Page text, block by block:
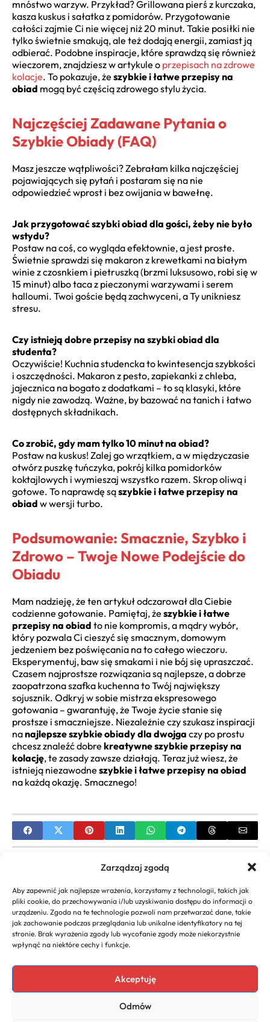
Zarządzaj zgodą
Aby zapewnić jak najlepsze wrażenia, korzystamy z technologii, takich jak
pliki cookie, do przechowywania i/lub uzyskiwania dostępu do informacji o
urządzeniu. Zgoda na te technologie pozwoli nam przetwarzać dane, takie
jak zachowanie podczas przeglądania lub unikalne identyfikatory na tej
stronie. Brak wyrażenia zgody lub wycofanie zgody może niekorzystnie
wpłynąć na niektóre cechy i funkcje.
Akceptuję
Odmów
mnóstwo warzyw. Przykład? Grillowana pierś z kurczaka,
kasza kuskus i sałatka z pomidorów. Przygotowanie
całości zajmie Ci nie więcej niż 20 minut. Takie posiłki nie
tylko świetnie smakują, ale też dodają energii, zamiast ją
odbierać. Podobne inspiracje, które sprawdzą się również
wieczorem, znajdziesz w artykule o przepisach na zdrowe
kolacje. To pokazuje, że szybkie i łatwe przepisy na
obiad mogą być częścią zdrowego stylu życia.
Najczęściej Zadawane Pytania o
Szybkie Obiady (FAQ)
Masz jeszcze wątpliwości? Zebrałam kilka najczęściej
pojawiających się pytań i postaram się na nie
odpowiedzieć wprost i bez owijania w bawełnę.
Jak przygotować szybki obiad dla gości, żeby nie było
wstydu?
Postaw na coś, co wygląda efektownie, a jest proste.
Świetnie sprawdzi się makaron z krewetkami na białym
winie z czosnkiem i pietruszką (brzmi luksusowo, robi się w
15 minut) albo taca z pieczonymi warzywami i serem
halloumi. Twoi goście będą zachwyceni, a Ty unikniesz
stresu.
Czy istnieją dobre przepisy na szybki obiad dla
studenta?
Oczywiście! Kuchnia studencka to kwintesencja szybkości
i oszczędności. Makaron z pesto, zapiekanki z chleba,
jajecznica na bogato z dodatkami – to są klasyki, które
nigdy nie zawodzą. Ważne, by bazować na tanich i łatwo
dostępnych składnikach.
Co zrobić, gdy mam tylko 10 minut na obiad?
Postaw na kuskus! Zalej go wrzątkiem, a w międzyczasie
otwórz puszkę tuńczyka, pokrój kilka pomidorków
koktajlowych i wymieszaj wszystko razem. Skrop oliwą i
gotowe. To naprawdę sąszybkie i łatwe przepisy na
obiad w wersji turbo.
Podsumowanie: Smacznie, Szybko i
Zdrowo – Twoje Nowe Podejście do
Obiadu
Mam nadzieję, że ten artykuł odczarował dla Ciebie
codzienne gotowanie. Pamiętaj, że szybkie i łatwe
przepisy na obiad to nie kompromis, a mądry wybór,
który pozwala Ci cieszyć się smacznym, domowym
jedzeniem bez poświęcania na to całego wieczoru.
Eksperymentuj, baw się smakami i nie bój się upraszczać.
Czasem najprostsze rozwiązania są najlepsze, a dobrze
zaopatrzona szafka kuchenna to Twój największy
sojusznik. Odkryj w sobie mistrza ekspresowego
gotowania – gwarantuję, że Twoje życie stanie się
prostsze i smaczniejsze. Niezależnie czy szukasz inspiracji
nanajlepsze szybkie obiady dla dwojga czy po prostu
chcesz znaleźć dobre kreatywne szybkie przepisy na
kolację, te zasady zawsze działają. Teraz już wiesz, że
istnieją niezawodne szybkie i łatwe przepisy na obiad
na każdą okazję. Smacznego!
Przepis na kapuśniak na żeberkach – tradycyjny
smak w Twoim domu
NEXT
Przepisy Parkowania na Ulicy: Kompleksowy
Copyright 2026. All rights